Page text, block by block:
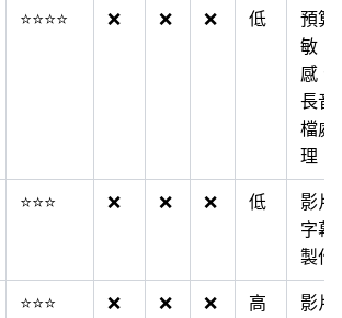
⭐⭐⭐⭐ ❌ ❌ ❌ 低
預算
敏
感、
長音
檔處
理
⭐⭐⭐ ❌ ❌ ❌ 低
影片
字幕
製作
⭐⭐⭐ ❌ ❌ ❌ 高
影片